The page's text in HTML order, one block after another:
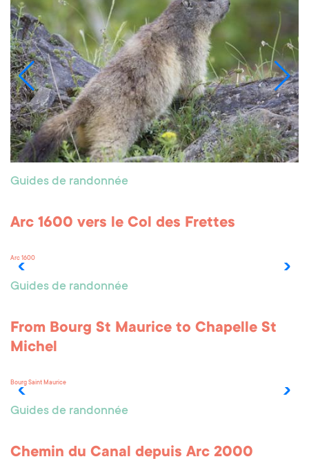
Guides de randonnée
Arc 1600 vers le Col des Frettes
Arc 1600
Guides de randonnée
From Bourg St Maurice to Chapelle St
Michel
Bourg Saint Maurice
Guides de randonnée
Chemin du Canal depuis Arc 2000